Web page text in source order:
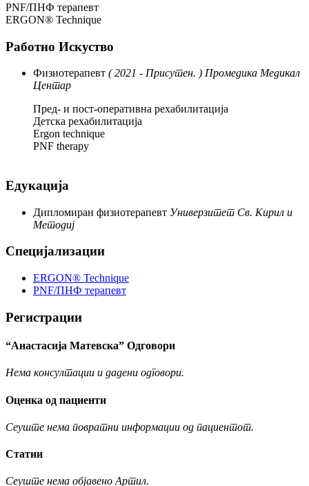
PNF/ПНФ терапевт
ERGON® Technique
Работно Искуство
Физиотерапевт ( 2021 - Присутен. ) Промедика Медикал
Центар
Пред- и пост-оперативна рехабилитација
Детска рехабилитација
Ergon technique
PNF therapy
Едукација
Дипломиран физиотерапевт Универзитет Св. Кирил и
Методиј
Специјализации
ERGON® Technique
PNF/ПНФ терапевт
Регистрации
“Анастасија Матевска” Одговори
Нема консултации и дадени одговори.
Оценка од пациенти
Сеуште нема повратни информации од пациентот.
Статии
Сеуште нема објавено Артил.